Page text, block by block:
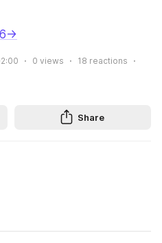
0 views 18 reactions
Share